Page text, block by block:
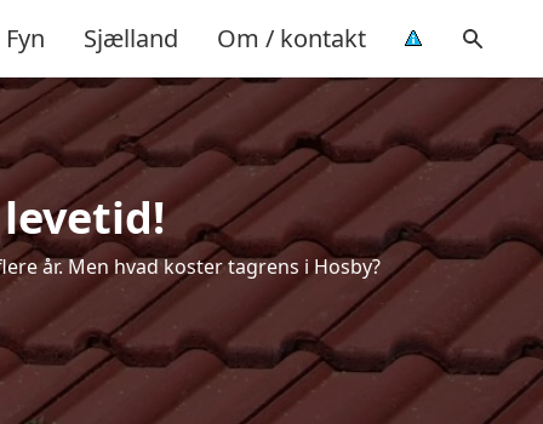
Fyn Sjælland Om / kontakt
år. Men hvad koster tagrens i Hosby?